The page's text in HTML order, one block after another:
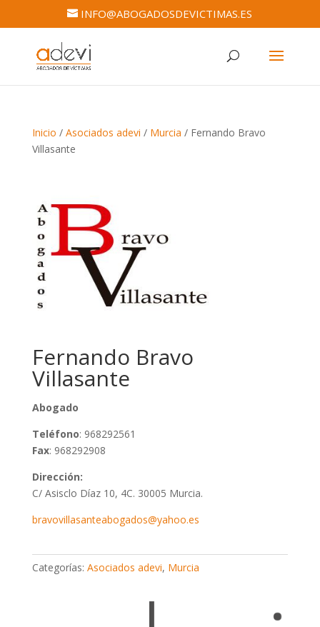
INFO@ABOGADOSDEVICTIMAS.ES
Inicio / Asociados adevi / Murcia / Fernando Bravo
Villasante
Fernando Bravo
Villasante
Abogado
Teléfono: 968292561
Fax: 968292908
Dirección:
C/ Asisclo Díaz 10, 4C. 30005 Murcia.
bravovillasanteabogados@yahoo.es
Categorías: Asociados adevi, Murcia